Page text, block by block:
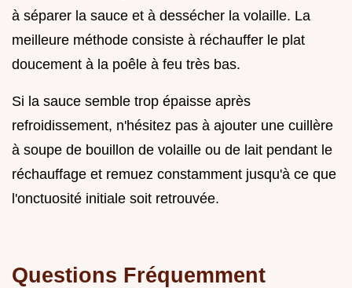
à séparer la sauce et à dessécher la volaille. La
meilleure méthode consiste à réchauffer le plat
doucement à la poêle à feu très bas.
Si la sauce semble trop épaisse après
refroidissement, n'hésitez pas à ajouter une cuillère
à soupe de bouillon de volaille ou de lait pendant le
réchauffage et remuez constamment jusqu'à ce que
l'onctuosité initiale soit retrouvée.
Questions Fréquemment